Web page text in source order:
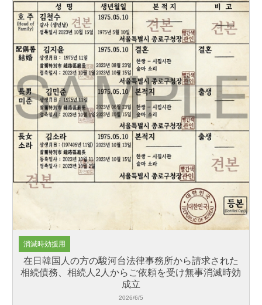
消滅時効援用
在日韓国人の方の駿河台法律事務所から請求された
相続債務、相続人2人からご依頼を受け無事消滅時効
成立
2026/6/5